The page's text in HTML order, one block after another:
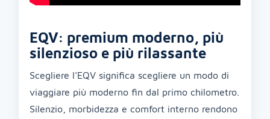
EQV: premium moderno, più
silenzioso e più rilassante
Scegliere l’EQV significa scegliere un modo di
viaggiare più moderno fin dal primo chilometro.
Silenzio, morbidezza e comfort interno rendono